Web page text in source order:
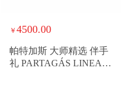
￥ 4500.00
帕特加斯 大师精选 伴手
礼 PARTAGÁS LINEA